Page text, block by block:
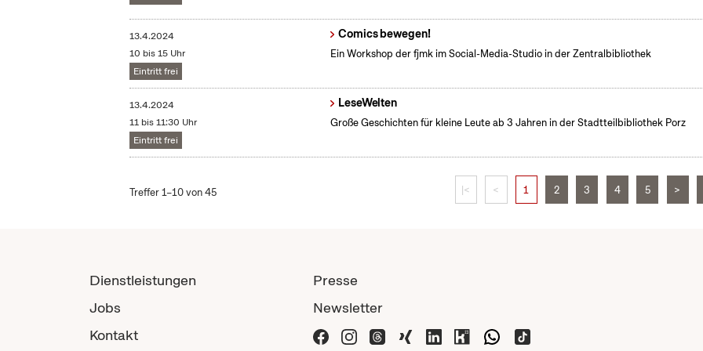
13.4.2024
10 bis 15 Uhr
Eintritt frei
Comics bewegen!
Ein Workshop der fjmk im Social-Media-Studio in der Zentralbibliothek
13.4.2024
11 bis 11:30 Uhr
Eintritt frei
LeseWelten
Große Geschichten für kleine Leute ab 3 Jahren in der Stadtteilbibliothek Porz
Treffer 1–10 von 45 |< < 1 2 3 4 5 >
Dienstleistungen
Jobs
Kontakt
Presse
Newsletter